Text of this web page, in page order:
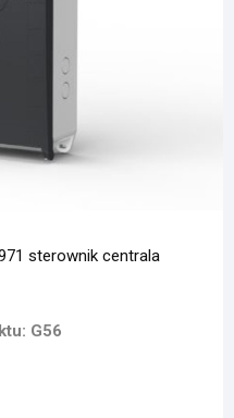
sterownik centrala
G56